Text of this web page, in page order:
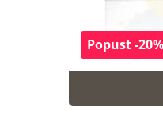
Popust -20%